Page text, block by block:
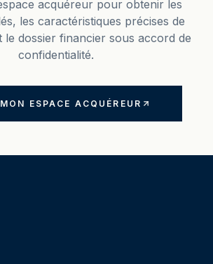
acquéreur pour obtenir les
les caractéristiques précises de
le dossier financier sous accord de
confidentialité.
ESPACE ACQUÉREUR